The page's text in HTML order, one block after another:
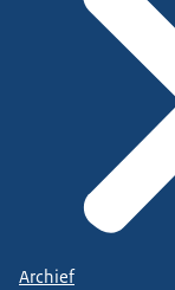
Archief